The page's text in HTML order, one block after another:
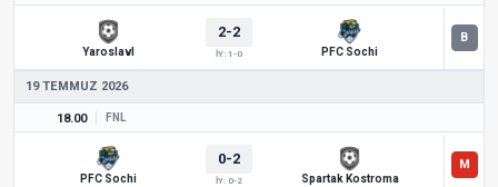
Yaroslavl
2-2
İY: 1-0 PFC Sochi
19 TEMMUZ 2026
18.00 FNL
PFC Sochi
0-2
İY: 0-2 Spartak Kostroma